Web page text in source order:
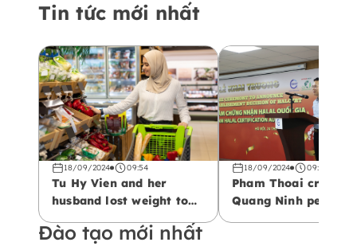
Tin tức mới nhất
18/09/2024 09:54
Tu Hy Vien and her
husband lost weight to
show in Korea
18/09/2024 09:47
Pham Thoai
Quang Ninh people
Đào tạo mới nhất